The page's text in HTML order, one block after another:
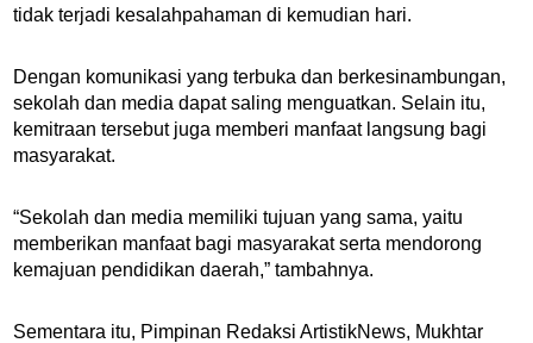
tidak terjadi kesalahpahaman di kemudian hari.
Dengan komunikasi yang terbuka dan berkesinambungan,
sekolah dan media dapat saling menguatkan. Selain itu,
kemitraan tersebut juga memberi manfaat langsung bagi
masyarakat.
“Sekolah dan media memiliki tujuan yang sama, yaitu
memberikan manfaat bagi masyarakat serta mendorong
kemajuan pendidikan daerah,” tambahnya.
Sementara itu, Pimpinan Redaksi ArtistikNews, Mukhtar